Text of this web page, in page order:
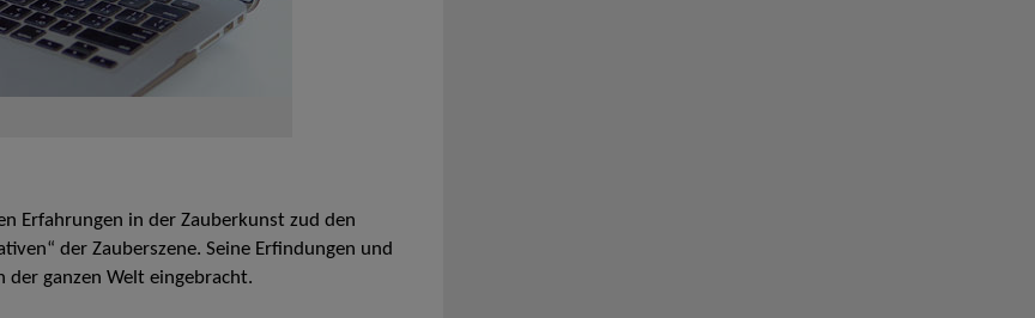
Erfahrungen in der Zauberkunst zud den
der Zauberszene. Seine Erfindungen und
der ganzen Welt eingebracht.